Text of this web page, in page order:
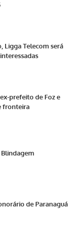
Ligga Telecom será
prefeito de Foz e
fronteira
Blindagem
de Paranaguá